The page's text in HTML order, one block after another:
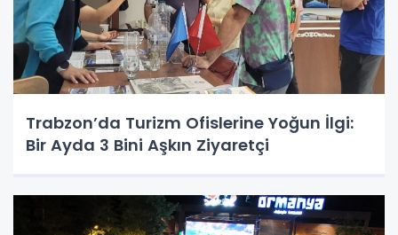
Trabzon’da Turizm Ofislerine Yoğun İlgi:
Bir Ayda 3 Bini Aşkın Ziyaretçi